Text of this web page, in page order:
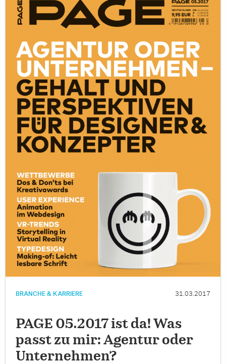
BRANCHE & KARRIERE 31.03.2017
PAGE 05.2017 ist da! Was
passt zu mir: Agentur oder
Unternehmen?